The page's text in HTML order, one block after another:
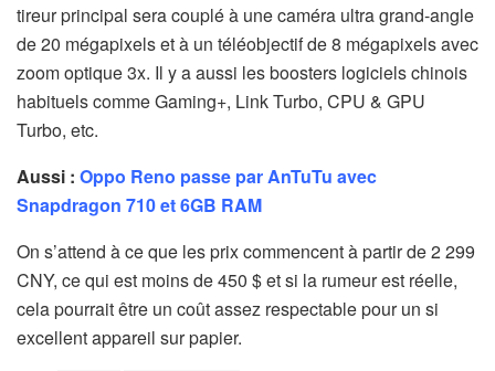
tireur principal sera couplé à une caméra ultra grand-angle
de 20 mégapixels et à un téléobjectif de 8 mégapixels avec
zoom optique 3x. Il y a aussi les boosters logiciels chinois
habituels comme Gaming+, Link Turbo, CPU & GPU
Turbo, etc.
Aussi : Oppo Reno passe par AnTuTu avec
Snapdragon 710 et 6GB RAM
On s’attend à ce que les prix commencent à partir de 2 299
CNY, ce qui est moins de 450 $ et si la rumeur est réelle,
cela pourrait être un coût assez respectable pour un si
excellent appareil sur papier.